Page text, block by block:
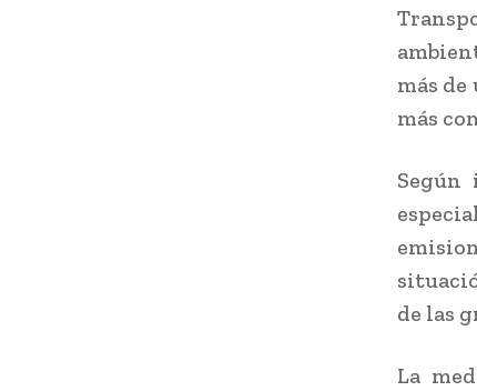
más
más
Según
de las
La